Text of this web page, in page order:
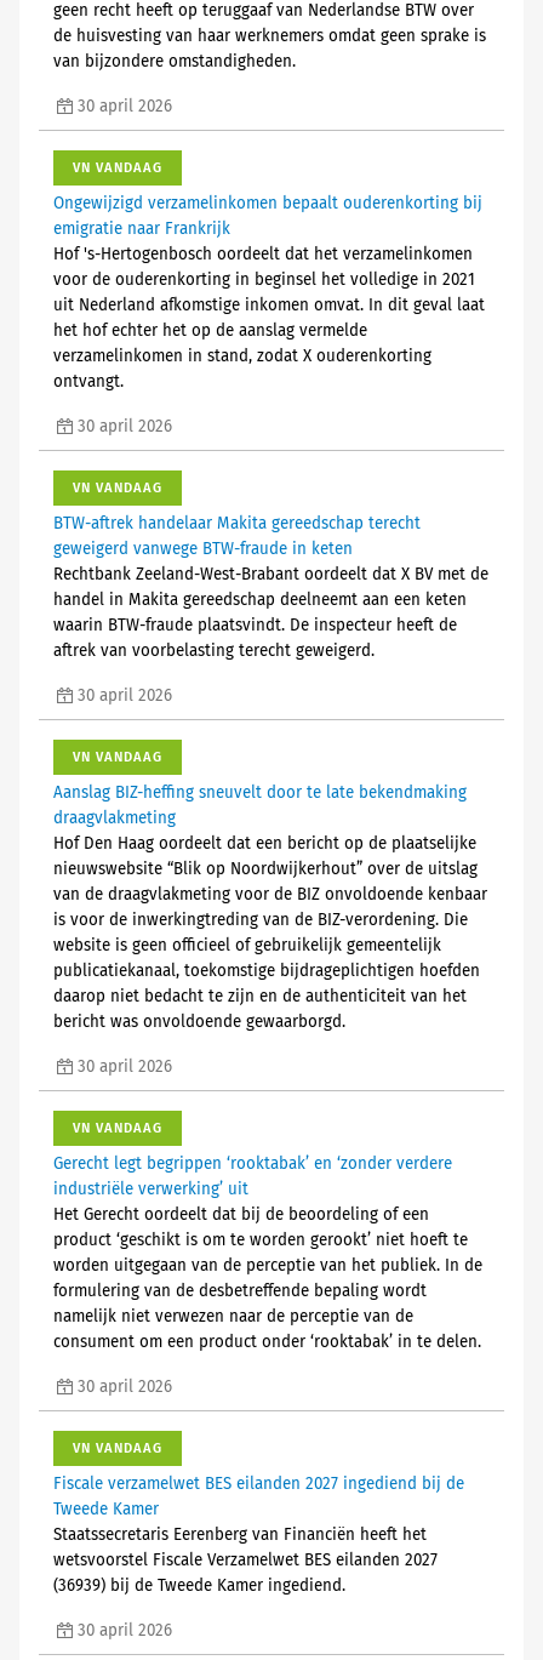
geen recht heeft op teruggaaf van Nederlandse BTW over
de huisvesting van haar werknemers omdat geen sprake is
van bijzondere omstandigheden.
30 april 2026
VN VANDAAG
Ongewijzigd verzamelinkomen bepaalt ouderenkorting bij
emigratie naar Frankrijk
Hof 's-Hertogenbosch oordeelt dat het verzamelinkomen
voor de ouderenkorting in beginsel het volledige in 2021
uit Nederland afkomstige inkomen omvat. In dit geval laat
het hof echter het op de aanslag vermelde
verzamelinkomen in stand, zodat X ouderenkorting
ontvangt.
30 april 2026
VN VANDAAG
BTW-aftrek handelaar Makita gereedschap terecht
geweigerd vanwege BTW-fraude in keten
Rechtbank Zeeland-West-Brabant oordeelt dat X BV met de
handel in Makita gereedschap deelneemt aan een keten
waarin BTW-fraude plaatsvindt. De inspecteur heeft de
aftrek van voorbelasting terecht geweigerd.
30 april 2026
VN VANDAAG
Aanslag BIZ-heffing sneuvelt door te late bekendmaking
draagvlakmeting
Hof Den Haag oordeelt dat een bericht op de plaatselijke
nieuwswebsite “Blik op Noordwijkerhout” over de uitslag
van de draagvlakmeting voor de BIZ onvoldoende kenbaar
is voor de inwerkingtreding van de BIZ-verordening. Die
website is geen officieel of gebruikelijk gemeentelijk
publicatiekanaal, toekomstige bijdrageplichtigen hoefden
daarop niet bedacht te zijn en de authenticiteit van het
bericht was onvoldoende gewaarborgd.
30 april 2026
VN VANDAAG
Gerecht legt begrippen ‘rooktabak’ en ‘zonder verdere
industriële verwerking’ uit
Het Gerecht oordeelt dat bij de beoordeling of een
product ‘geschikt is om te worden gerookt’ niet hoeft te
worden uitgegaan van de perceptie van het publiek. In de
formulering van de desbetreffende bepaling wordt
namelijk niet verwezen naar de perceptie van de
consument om een product onder ‘rooktabak’ in te delen.
30 april 2026
VN VANDAAG
Fiscale verzamelwet BES eilanden 2027 ingediend bij de
Tweede Kamer
Staatssecretaris Eerenberg van Financiën heeft het
wetsvoorstel Fiscale Verzamelwet BES eilanden 2027
(36939) bij de Tweede Kamer ingediend.
30 april 2026